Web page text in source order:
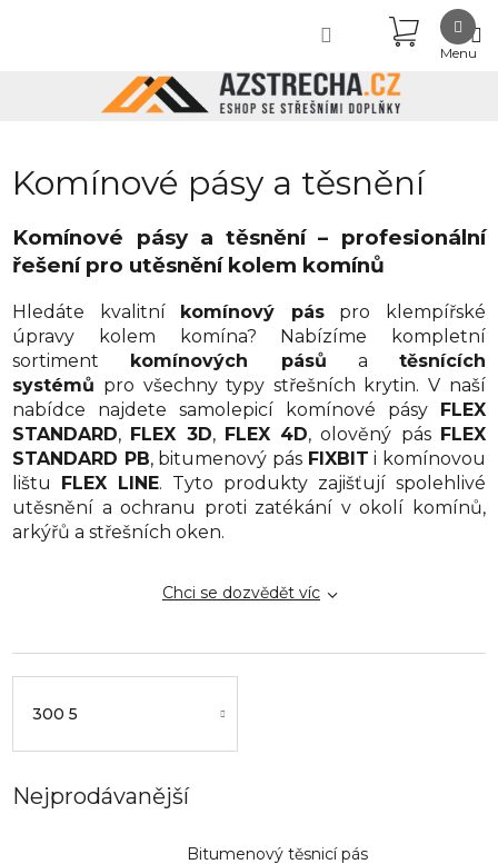
KOŠÍK
Komínové pásy a těsnění
Komínové pásy a těsnění – profesionální
řešení pro utěsnění kolem komínů
Hledáte kvalitní komínový pás
pro klempířské
úpravy kolem komína? Nabízíme kompletní
sortiment
komínových pásů a
těsnících
systémů pro všechny typy střešních krytin. V naší
nabídce najdete samolepicí komínové pásy
FLEX
STANDARD, FLEX 3D, FLEX 4D, olověný pás FLEX
STANDARD PB, bitumenový pás FIXBIT i komínovou
lištu
FLEX LINE. Tyto produkty zajišťují spolehlivé
utěsnění a ochranu proti zatékání v okolí komínů,
arkýřů a střešních oken.
Chci se dozvědět víc
300 5
Nejprodávanější
Bitumenový těsnicí pás